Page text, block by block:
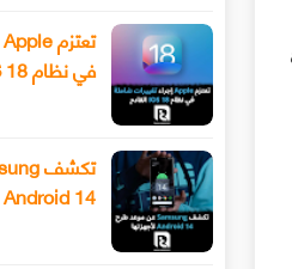
في نظام IOS 18 القادم
Android 14 لأجهزتها